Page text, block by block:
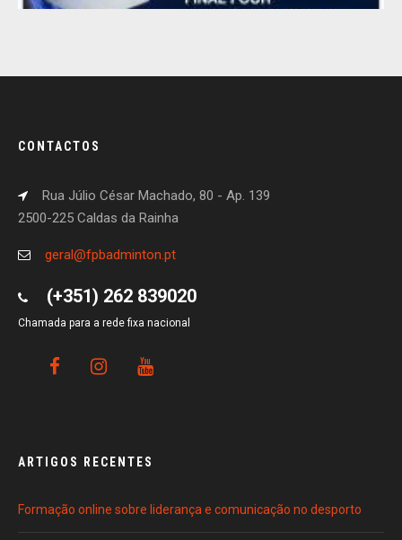
CONTACTOS
Rua Júlio César Machado, 80 - Ap. 139
2500-225 Caldas da Rainha
geral@fpbadminton.pt
(+351) 262 839020
Chamada para a rede fixa nacional
ARTIGOS RECENTES
Formação online sobre liderança e comunicação no desporto